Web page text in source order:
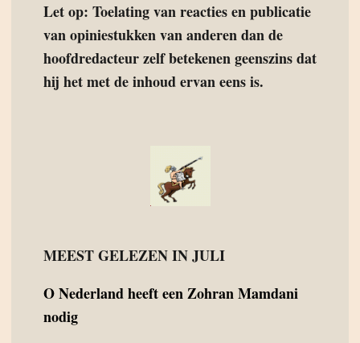
Let op: Toelating van reacties en publicatie
van opiniestukken van anderen dan de
hoofdredacteur zelf betekenen geenszins dat
hij het met de inhoud ervan eens is.
MEEST GELEZEN IN JULI
ONederland heeft een Zohran Mamdani
nodig